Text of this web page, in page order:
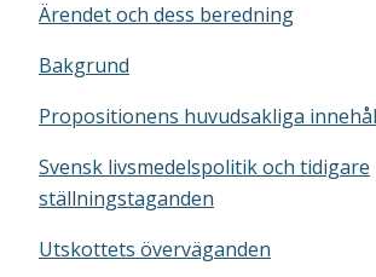
Ärendet och dess beredning
Bakgrund
Propositionens huvudsakliga
Svensk livsmedelspolitik och tidigare
ställningstaganden
Utskottets överväganden